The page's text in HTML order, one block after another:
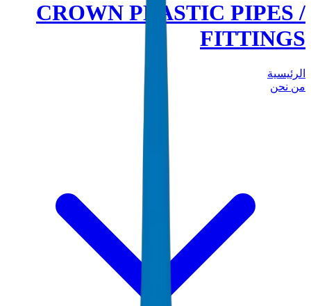
CROWN PLASTIC PIPES /
FITTINGS
الرئيسية
من نحن